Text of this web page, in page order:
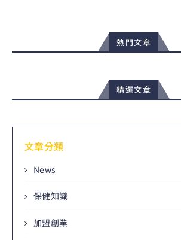
熱門文章
精選文章
文章分類
News
保健知識
加盟創業